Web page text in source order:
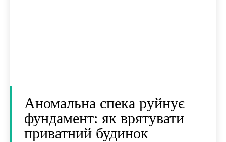
Аномальна спека руйнує
фундамент: як врятувати
приватний будинок